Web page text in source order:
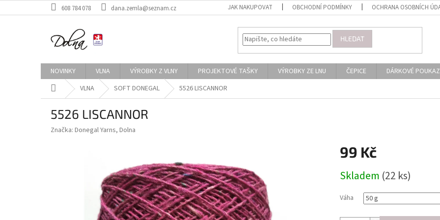
na
608 784 078 dana.zemla@seznam.cz JAK NAKUPOVAT OBCHODNÍ PODMÍNKY OCHRANA OSOBNÍCH
HLEDAT
NOVINKY VLNA VÝROBKY Z VLNY PROJEKTOVÉ TAŠKY VÝROBKY ZE LNU ČEPICE DÁRKOVÉ
Domů VLNA SOFT DONEGAL 5526 LISCANNOR
5526 LISCANNOR
Značka: Donegal Yarns, Dolna
99 Kč
cena:
Skladem (22 ks)
Váha